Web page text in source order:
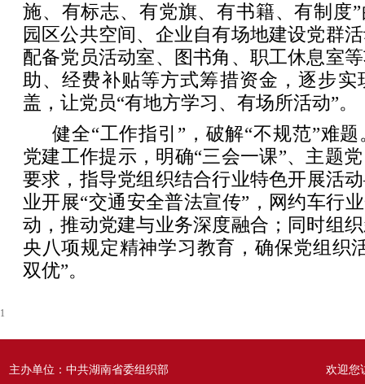
施、有标志、有党旗、有书籍、有制度
园区公共空间、企业自有场地建设党群
配备党员活动室、图书角、职工休息室
助、经费补贴等方式筹措资金，逐步
盖，让党员“有地方学习、有场所活动”。
健全“工作指引”，破解“不规范”难
党建工作提示，明确“三会一课”、主题
要求，指导党组织结合行业特色开展活
业开展“交通安全普法宣传”，网约车行
动，推动党建与业务深度融合；同时组
央八项规定精神学习教育，确保党组织
双优”。
1
主办单位：中共湖南省委组织部
欢迎您